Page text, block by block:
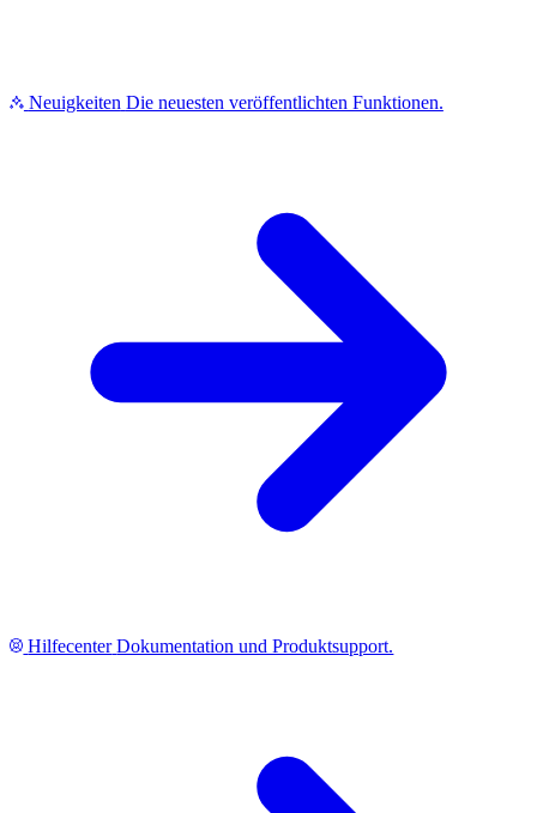
Neuigkeiten Die neuesten veröffentlichten Funktionen.
Hilfecenter Dokumentation und Produktsupport.